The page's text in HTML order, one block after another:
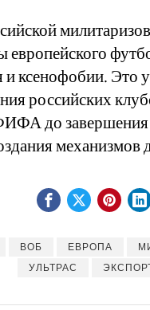
и ксенофобии. Это
российских
до завершения
ВОБ ЕВРОПА
УЛЬТРАС